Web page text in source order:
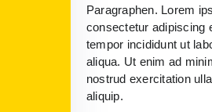
Paragraphen. Lorem
consectetur adipiscing
tempor incididunt ut
aliqua. Ut enim ad
nostrud exercitation
aliquip.